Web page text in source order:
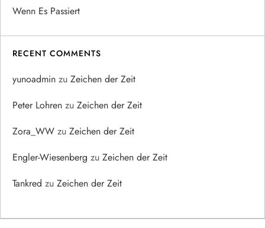
Wenn Es Passiert
RECENT COMMENTS
yunoadmin zu Zeichen der Zeit
Peter Lohren zu Zeichen der Zeit
Zora_WW zu Zeichen der Zeit
Engler-Wiesenberg zu Zeichen der Zeit
Tankred zu Zeichen der Zeit